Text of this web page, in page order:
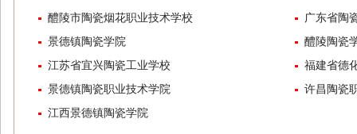
醴陵市陶瓷烟花职业技术学校
广东省陶
景德镇陶瓷学院
醴陵陶瓷
江苏省宜兴陶瓷工业学校
福建省德
景德镇陶瓷职业技术学院
许昌陶瓷
江西景德镇陶瓷学院